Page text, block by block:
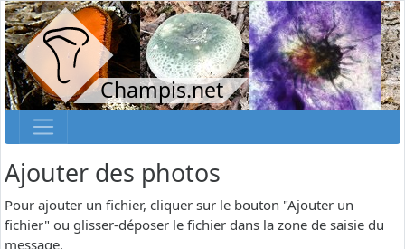
Champis.net
Ajouter des photos
Pour ajouter un fichier, cliquer sur le bouton "Ajouter un
fichier" ou glisser-déposer le fichier dans la zone de saisie du
message.